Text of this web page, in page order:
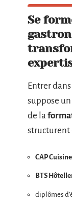
Se
Entrer
suppose
de la
structurent
CAP Cuisine
BTS
diplômes